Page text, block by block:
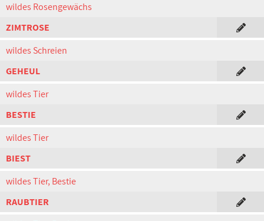
wildes Rosengewächs
ZIMTROSE
wildes Schreien
GEHEUL
wildes Tier
BESTIE
wildes Tier
BIEST
wildes Tier, Bestie
RAUBTIER